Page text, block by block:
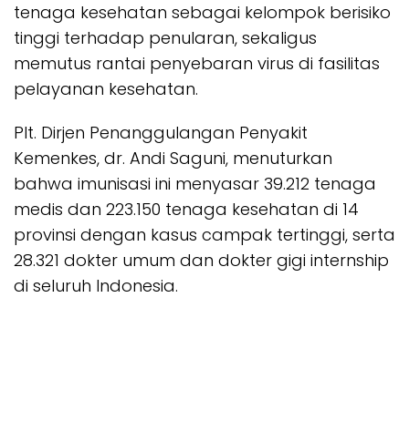
tenaga kesehatan sebagai kelompok berisiko
tinggi terhadap penularan, sekaligus
memutus rantai penyebaran virus di fasilitas
pelayanan kesehatan.
Plt. Dirjen Penanggulangan Penyakit
Kemenkes, dr. Andi Saguni, menuturkan
bahwa imunisasi ini menyasar 39.212 tenaga
medis dan 223.150 tenaga kesehatan di 14
provinsi dengan kasus campak tertinggi, serta
28.321 dokter umum dan dokter gigi internship
di seluruh Indonesia.